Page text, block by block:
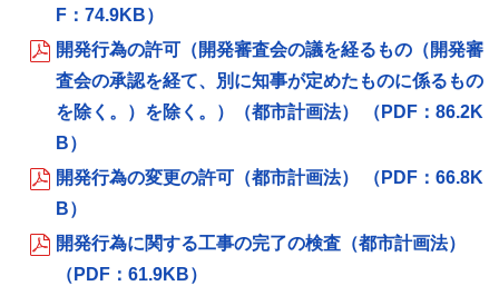
F：74.9KB）
開発行為の許可（開発審査会の議を経るもの（開発審
査会の承認を経て、別に知事が定めたものに係るもの
を除く。）を除く。）（都市計画法） （PDF：86.2K
B）
開発行為の変更の許可（都市計画法） （PDF：66.8K
B）
開発行為に関する工事の完了の検査（都市計画法）
（PDF：61.9KB）